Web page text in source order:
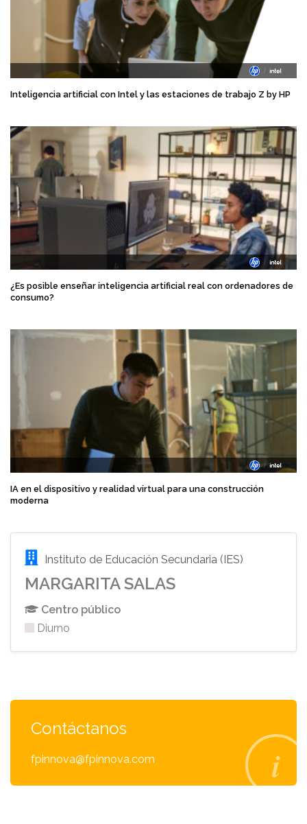
Inteligencia artificial con Intel y las estaciones de trabajo Z by HP
¿Es posible enseñar inteligencia artificial real con ordenadores de
consumo?
IA en el dispositivo y realidad virtual para una construcción
moderna
Instituto de Educación Secundaria (IES)
MARGARITA SALAS
Centro público
Diurno
Contáctanos
fpinnova@fpinnova.com